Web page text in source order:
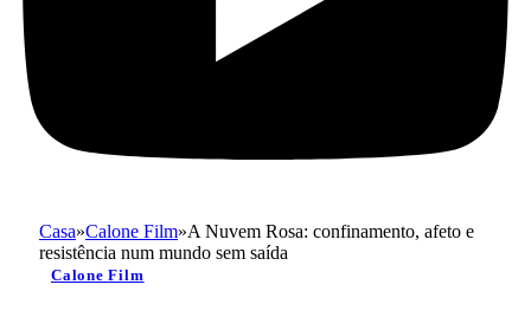
Casa»Calone Film»A Nuvem Rosa: confinamento, afeto e
resistência num mundo sem saída
Calone Film